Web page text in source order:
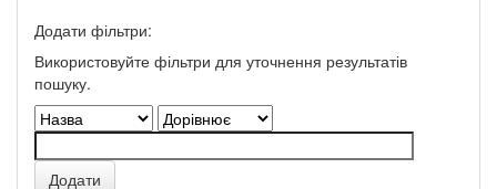
Додати фільтри:
Використовуйте фільтри для уточнення результатів
пошуку.